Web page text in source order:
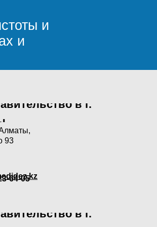
и
и
в г.
в г.
64-05
93